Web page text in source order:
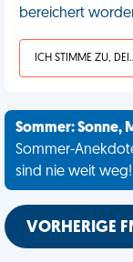
bereichert
ICH STIMME
Sommer: Sonne,
Sommer-
sind nie weit weg!
VORHERIGE